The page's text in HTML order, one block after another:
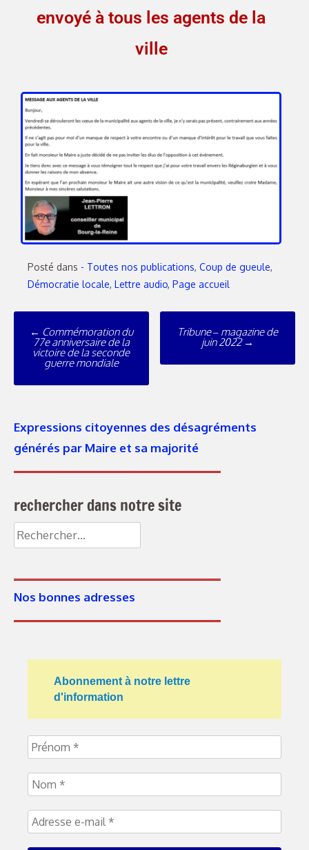
envoyé à tous les agents de la
ville
Posté dans - Toutes nos publications, Coup de gueule,
Démocratie locale, Lettre audio, Page accueil
← Commémoration du
77e anniversaire de la
victoire de la seconde
guerre mondiale
Tribune – magazine de
juin 2022 →
Expressions citoyennes des désagréments
générés par Maire et sa majorité
rechercher dans notre site
Nos bonnes adresses
Abonnement à notre lettre
d'information